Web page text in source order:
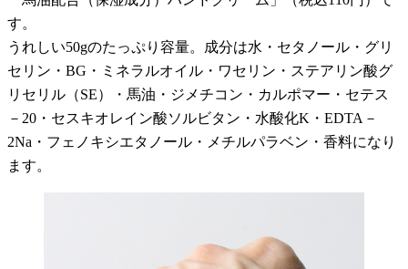
す。
うれしい50gのたっぷり容量。成分は水・セタノール・グリ
セリン・BG・ミネラルオイル・ワセリン・ステアリン酸グ
リセリル（SE）・馬油・ジメチコン・カルポマー・セテス
－20・セスキオレイン酸ソルビタン・水酸化K・EDTA－
2Na・フェノキシエタノール・メチルパラベン・香料になり
ます。